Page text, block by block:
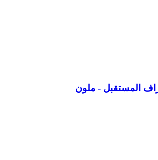
المستقبل - ملون